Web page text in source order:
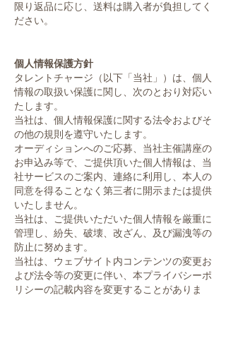
限り返品に応じ、送料は購入者が負担してく
ださい。
個人情報保護方針
タレントチャージ（以下「当社」）は、個人
情報の取扱い保護に関し、次のとおり対応い
たします。
当社は、個人情報保護に関する法令およびそ
の他の規則を遵守いたします。
オーディションへのご応募、当社主催講座の
お申込み等で、ご提供頂いた個人情報は、当
社サービスのご案内、連絡に利用し、本人の
同意を得ることなく第三者に開示または提供
いたしません。
当社は、ご提供いただいた個人情報を厳重に
管理し、紛失、破壊、改ざん、及び漏洩等の
防止に努めます。
当社は、ウェブサイト内コンテンツの変更お
よび法令等の変更に伴い、本プライバシーポ
リシーの記載内容を変更することがありま